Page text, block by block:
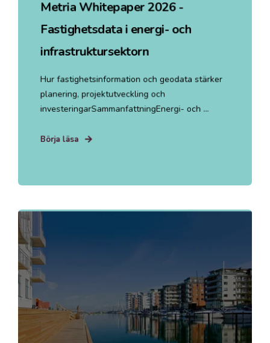
Metria Whitepaper 2026 -
Fastighetsdata i energi- och
infrastruktursektorn
Hur fastighetsinformation och geodata stärker
planering, projektutveckling och
investeringarSammanfattningEnergi- och ...
Börja läsa